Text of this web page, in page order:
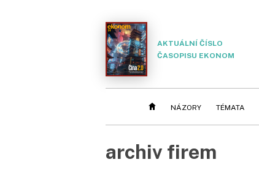
AKTUÁLNÍ ČÍSLO
ČASOPISU EKONOM
NÁZORY TÉMATA
archiv firem